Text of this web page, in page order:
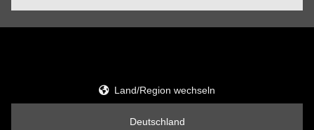
Land/Region wechseln
Deutschland